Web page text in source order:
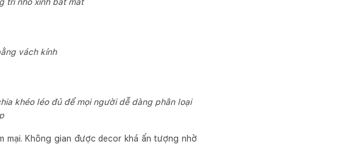
vách kính
khéo léo đủ để mọi người dễ dàng phân loại
mại. Không gian được decor khá ấn tượng nhờ